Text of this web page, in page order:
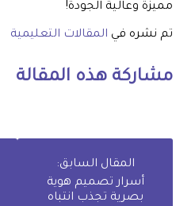
مميزة وعالية الجودة!
تم نشره في المقالات التعليمية
مشاركة هذه المقالة
المقال السابق:
أسرار تصميم هوية
بصرية تجذب انتباه